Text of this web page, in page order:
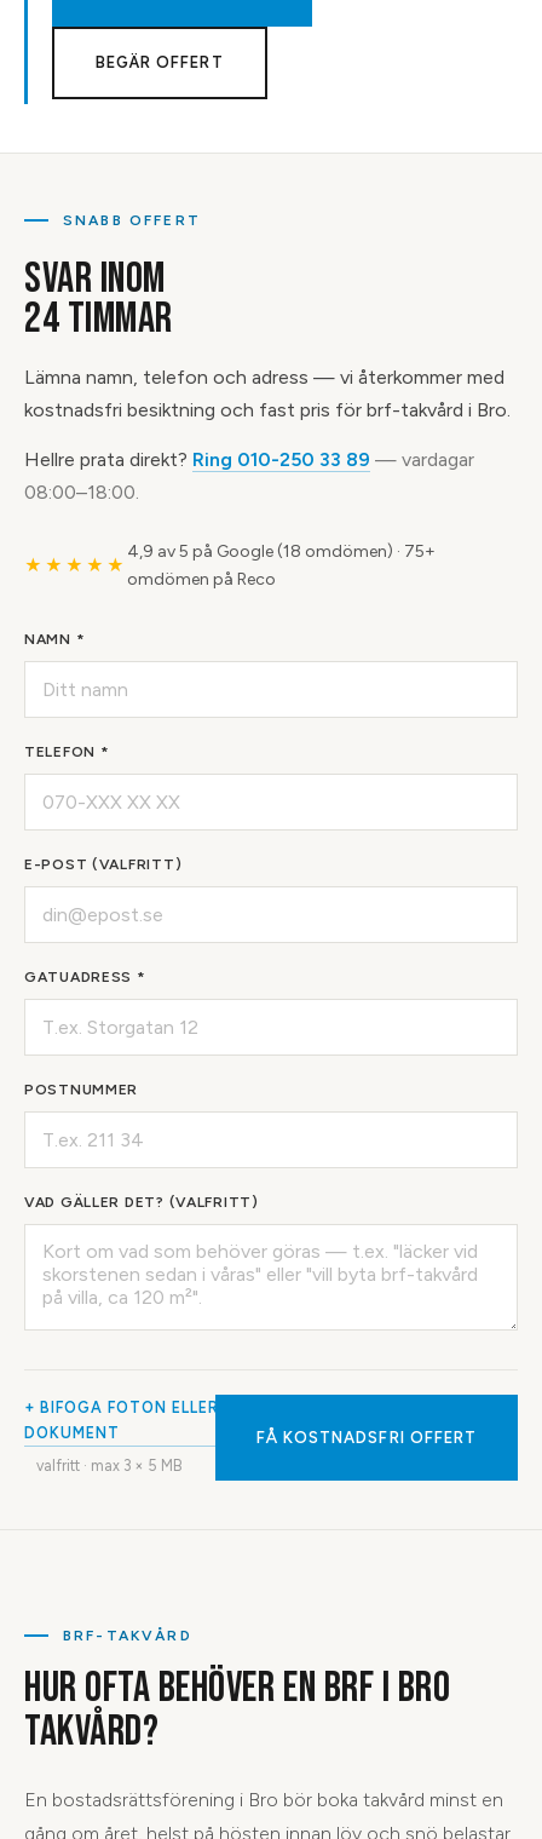
BEGÄR OFFERT
SNABB OFFERT
SVAR INOM
24 TIMMAR
Lämna namn, telefon och adress — vi återkommer med
kostnadsfri besiktning och fast pris för brf-takvård i Bro.
Hellre prata direkt? Ring 010-250 33 89 — vardagar
08:00–18:00.
★★★★★
4,9 av 5 på Google (18 omdömen) · 75+
omdömen på Reco
NAMN *
TELEFON *
E-POST (VALFRITT)
GATUADRESS *
POSTNUMMER
VAD GÄLLER DET? (VALFRITT)
+ BIFOGA FOTON ELLER
DOKUMENT
valfritt · max 3 × 5 MB
FÅ KOSTNADSFRI OFFERT
BRF-TAKVÅRD
HUR OFTA BEHÖVER EN BRF I BRO
TAKVÅRD?
En bostadsrättsförening i Bro bör boka takvård minst en
gång om året, helst på hösten innan löv och snö belastar